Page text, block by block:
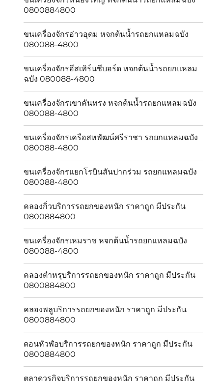
0800884800
ขนเครื่องจักรอ่าวอุดม หจกต้นน้ำรถยกแหลมฉบัง
080088-4800
ขนเครื่องจักรอีสเทิร์นซีบอร์ด หจกต้นน้ำรถยกแหลม
ฉบัง 080088-4800
ขนเครื่องจักรเขาคันทรง หจกต้นน้ำรถยกแหลมฉบัง
080088-4800
ขนเครื่องจักรเครือสหพัฒน์ศรีราชา รถยกแหลมฉบัง
080088-4800
ขนเครื่องจักรแยกโรบินสันปากร่วม รถยกแหลมฉบัง
080088-4800
คลองกิ่วบริการรถยกของหนัก ราคาถูก มีประกัน
0800884800
ขนเครื่องจักรเหมราช หจกต้นน้ำรถยกแหลมฉบัง
080088-4800
คลองตำหรุบริการรถยกของหนัก ราคาถูก มีประกัน
0800884800
คลองพลูบริการรถยกของหนัก ราคาถูก มีประกัน
0800884800
ดอนหัวฬ่อบริการรถยกของหนัก ราคาถูก มีประกัน
0800884800
ตลาดวรกิจบริการรถยกของหนัก ราคาถูก มีประกัน